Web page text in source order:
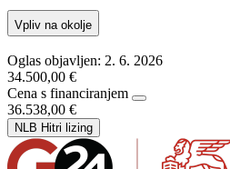
Vpliv na okolje
Oglas objavljen: 2. 6. 2026
34.500,00 €
Cena s financiranjem
36.538,00 €
NLB Hitri lizing